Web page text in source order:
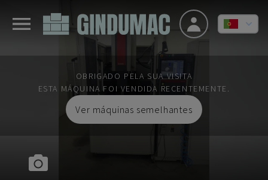
OBRIGADO PELA SUA VISITA
ESTA MÁQUINA FOI VENDIDA RECENTEMENTE.
Ver máquinas semelhantes